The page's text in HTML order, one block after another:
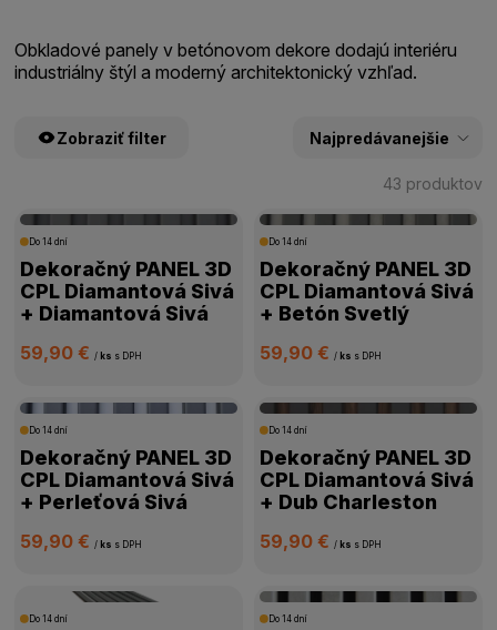
Obkladové panely v betónovom dekore dodajú interiéru
industriálny štýl a moderný architektonický vzhľad.
Zobraziť filter
43 produktov
CENA
VÝROBCA
POVRCHOVÁ ÚPRAVA
ROZMER
DOSTUPNOSŤ
Do 14 dní
Dekoračný PANEL 3D
CPL Diamantová Sivá
+ Diamantová Sivá
59,90 €/ ks s DPH
Do 14 dní
Dekoračný PANEL 3D
CPL Diamantová Sivá
+ Betón Svetlý
59,90 € / ks s DPH
Do 14 dní
Dekoračný PANEL 3D
CPL Diamantová Sivá
+ Perleťová Sivá
59,90 €/ ks s DPH
Do 14 dní
Dekoračný PANEL 3D
CPL Diamantová Sivá
+ Dub Charleston
59,90 € / ks s DPH
Do 14 dní Do 14 dní